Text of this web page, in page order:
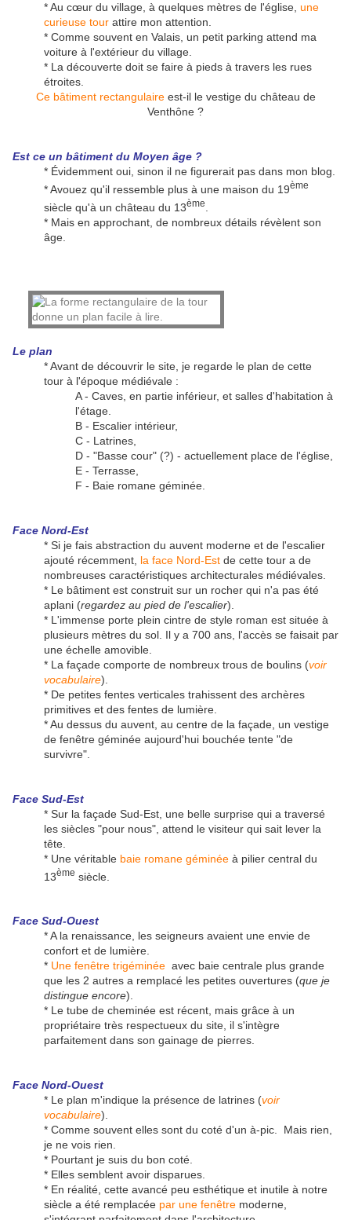
* Au cœur du village, à quelques mètres de l'église, une
curieuse tour attire mon attention.
* Comme souvent en Valais, un petit parking attend ma
voiture à l'extérieur du village.
* La découverte doit se faire à pieds à travers les rues
étroites.
Ce bâtiment rectangulaireest-il le vestige du château de
Venthône ?
Est ce un bâtiment du Moyen âge ?
* Évidemment oui, sinon il ne figurerait pas dans mon blog.
* Avouez qu'il ressemble plus à une maison du 19ème
siècle qu'à un château du 13ème
* Mais en approchant, de nombreux détails révèlent son
âge.
Le plan
* Avant de découvrir le site, je regarde le plan de cette
tour à l'époque médiévale :
A - Caves, en partie inférieur, et salles d'habitation à
l'étage.
B - Escalier intérieur,
C - Latrines,
D - "Basse cour" (?) - actuellement place de l'église,
E - Terrasse,
F - Baie romane géminée.
Face Nord-Est
* Si je fais abstraction du auvent moderne et de l'escalier
ajouté récemment, la face Nord-Est de cette tour a de
nombreuses caractéristiques architecturales médiévales.
* Le bâtiment est construit sur un rocher qui n'a pas été
aplani (regardez au pied de l'escalier).
* L'immense porte plein cintre de style roman est située à
plusieurs mètres du sol. Il y a 700 ans, l'accès se faisait par
une échelle amovible.
* La façade comporte de nombreux trous de boulins (voir
vocabulaire).
* De petites fentes verticales trahissent des archères
primitives et des fentes de lumière.
* Au dessus du auvent, au centre de la façade, un vestige
de fenêtre géminée aujourd'hui bouchée tente "de
survivre".
Face Sud-Est
* Sur la façade Sud-Est, une belle surprise qui a traversé
les siècles "pour nous", attend le visiteur qui sait lever la
tête.
* Une véritable baie romane géminée à pilier central du
13ème siècle.
Face Sud-Ouest
* A la renaissance, les seigneurs avaient une envie de
confort et de lumière.
* Une fenêtre trigéminée avec baie centrale plus grande
que les 2 autres a remplacé les petites ouvertures (que je
distingue encore).
* Le tube de cheminée est récent, mais grâce à un
propriétaire très respectueux du site, il s'intègre
parfaitement dans son gainage de pierres.
Face Nord-Ouest
* Le plan m'indique la présence de latrines (voir
vocabulaire).
* Comme souvent elles sont du coté d'un à-pic. Mais rien,
je ne vois rien.
* Pourtant je suis du bon coté.
* Elles semblent avoir disparues.
* En réalité, cette avancé peu esthétique et inutile à notre
siècle a été remplacée par une fenêtre moderne,